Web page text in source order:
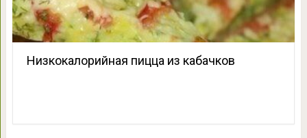
Низкокалорийная пицца из кабачков